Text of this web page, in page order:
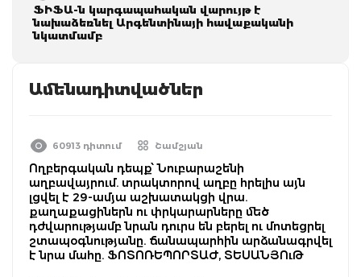
ՖԻՖԱ-ն կարգապահական վարույթ է
նախաձեռնել Արգենտինայի հավաքականի
նկատմամբ
Ամենադիտվածներ
60913 դիտում Շամշյան
Ողբերգական դեպք՝ Նուբարաշենի
աղբավայրում. տրակտորով աղբը հրելիս այն
լցվել է 29-ամյա աշխատակցի վրա.
քաղաքացիներն ու փրկարարները մեծ
դժվարությամբ նրան դուրս են բերել ու մոտեցրել
շտապօգնությանը. ճանապարհին արձանագրվել
է նրա մահը. ՖՈՏՈՌԵՊՈՐՏԱԺ, ՏԵՍԱՆՅՈւԹ